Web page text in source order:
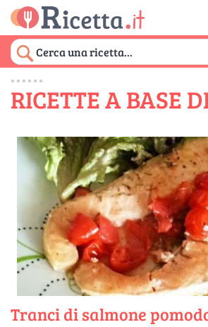
RICETTE A BASE
Tranci di salmone